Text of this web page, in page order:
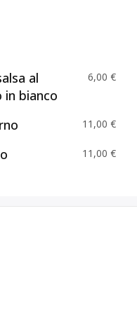
al
bianco
6,00 €
11,00 €
11,00 €